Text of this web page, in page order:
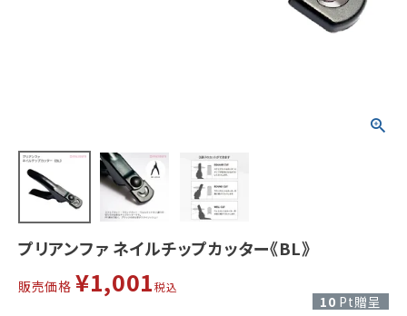
プリアンファ ネイルチップカッター《BL》
販売価格 ¥1,001税込
10 Pt贈呈